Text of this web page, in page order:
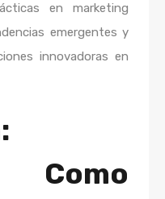
en marketing
emergentes y
innovadoras en
Como